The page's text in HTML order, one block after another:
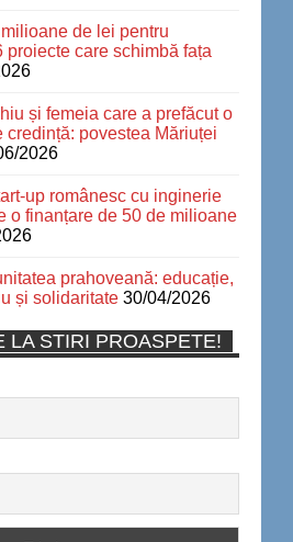
de lei pentru
proiecte care schimbă fața
și femeia care a prefăcut o
credință: povestea Măriuței
2026
up românesc cu inginerie
o finanțare de 50 de milioane
prahoveană: educație,
și solidaritate 30/04/2026
LA STIRI PROASPETE!